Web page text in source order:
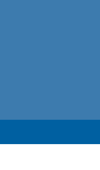
dar ... Daher ist es
jedem angehenden
im Bereich des
Es lohnt sich.